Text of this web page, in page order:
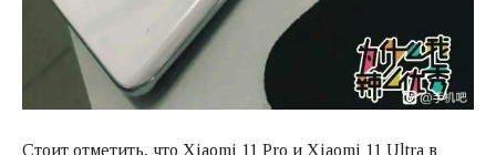
Стоит отметить, что Xiaomi 11 Pro и Xiaomi 11 Ultra в